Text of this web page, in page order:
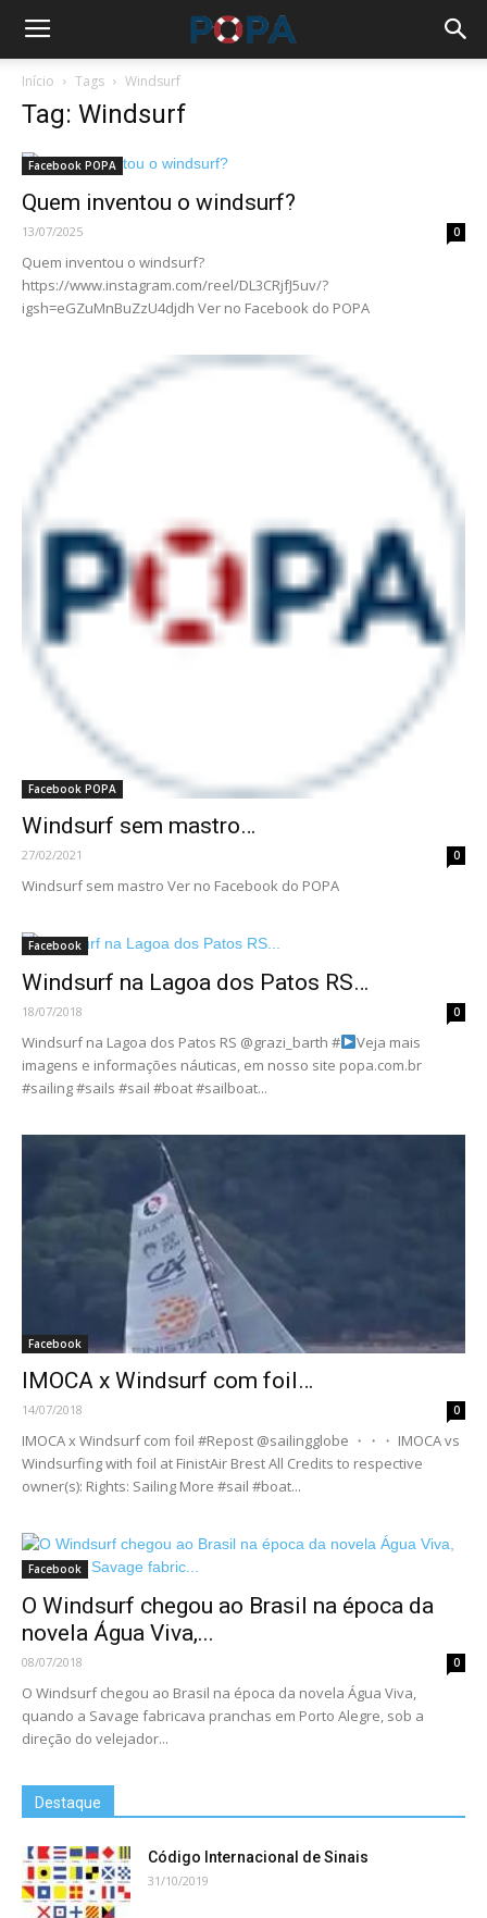
Início Tags Windsurf
Tag: Windsurf
Facebook POPA
Quem inventou o windsurf?
13/07/2025 0
Quem inventou o windsurf?
https://www.instagram.com/reel/DL3CRjfJ5uv/?
igsh=eGZuMnBuZzU4djdh Ver no Facebook do POPA
Facebook POPA
Windsurf sem mastro…
27/02/2021 0
Windsurf sem mastro Ver no Facebook do POPA
Facebook
Windsurf na Lagoa dos Patos RS…
18/07/2018 0
Windsurf na Lagoa dos Patos RS @grazi_barth #
Veja mais
imagens e informações náuticas, em nosso site popa.com.br
#sailing #sails #sail #boat #sailboat...
Facebook
IMOCA x Windsurf com foil…
14/07/2018 0
IMOCA x Windsurf com foil #Repost @sailingglobe ・・・ IMOCA vs
Windsurfing with foil at FinistAir Brest All Credits to respective
owner(s): Rights: Sailing More #sail #boat...
Facebook
O Windsurf chegou ao Brasil na época da
novela Água Viva,...
08/07/2018 0
O Windsurf chegou ao Brasil na época da novela Água Viva,
quando a Savage fabricava pranchas em Porto Alegre, sob a
direção do velejador...
Destaque
Código Internacional de Sinais
31/10/2019